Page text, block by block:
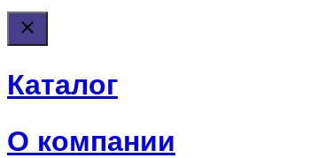
Каталог
О компании